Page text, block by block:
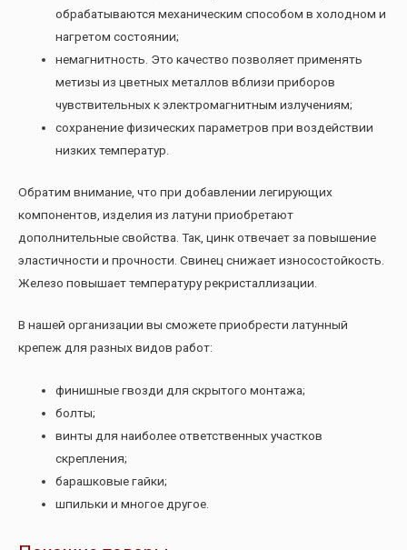
обрабатываются механическим способом в холодном и
нагретом состоянии;
немагнитность. Это качество позволяет применять
метизы из цветных металлов вблизи приборов
чувствительных к электромагнитным излучениям;
сохранение физических параметров при воздействии
низких температур.
Обратим внимание, что при добавлении легирующих
компонентов, изделия из латуни приобретают
дополнительные свойства. Так, цинк отвечает за повышение
эластичности и прочности. Свинец снижает износостойкость.
Железо повышает температуру рекристаллизации.
В нашей организации вы сможете приобрести латунный
крепеж для разных видов работ:
финишные гвозди для скрытого монтажа;
болты;
винты для наиболее ответственных участков
скрепления;
барашковые гайки;
шпильки и многое другое.